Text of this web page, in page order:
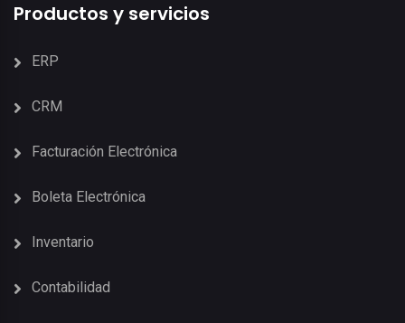
Productos y servicios
ERP
CRM
Facturación Electrónica
Boleta Electrónica
Inventario
Contabilidad